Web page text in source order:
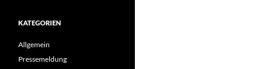
KATEGORIEN
Allgemein
Pressemeldung